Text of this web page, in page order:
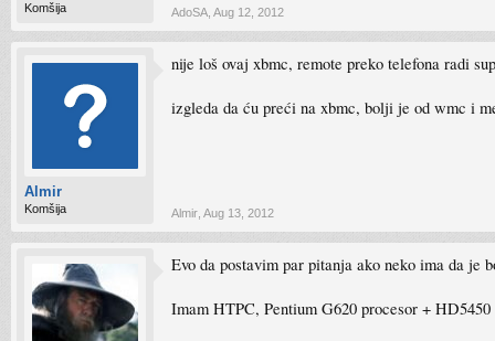
Komšija AdoSA Aug 12, 2012
Almir
Komšija
nije loš ovaj xbmc, remote preko telefona radi
izgleda da ću preći na xbmc, bolji je od wmc i
Almir Aug 13, 2012
Evo da postavim par pitanja ako neko ima da je
Imam HTPC, Pentium G620 procesor +